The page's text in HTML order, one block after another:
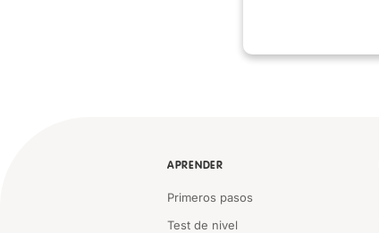
APRENDER
Primeros pasos
Test de nivel